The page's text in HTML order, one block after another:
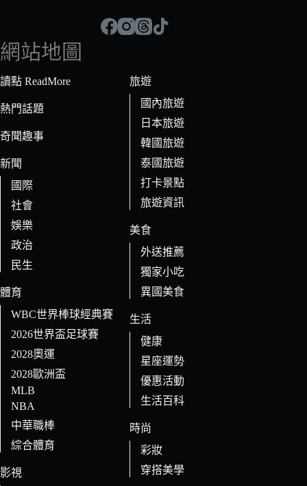
符
合
條
的
果
網站地圖
讀點 ReadMore
熱門話題
奇聞趣事
新聞
國際
社會
娛樂
政治
民生
體育
WBC世界棒球經典賽
2026世界盃足球賽
2028奧運
2028歐洲盃
MLB
NBA
中華職棒
綜合體育
影視
旅遊
國內旅遊
日本旅遊
韓國旅遊
泰國旅遊
打卡景點
旅遊資訊
美食
外送推薦
獨家小吃
異國美食
生活
健康
星座運勢
優惠活動
生活百科
時尚
彩妝
穿搭美學